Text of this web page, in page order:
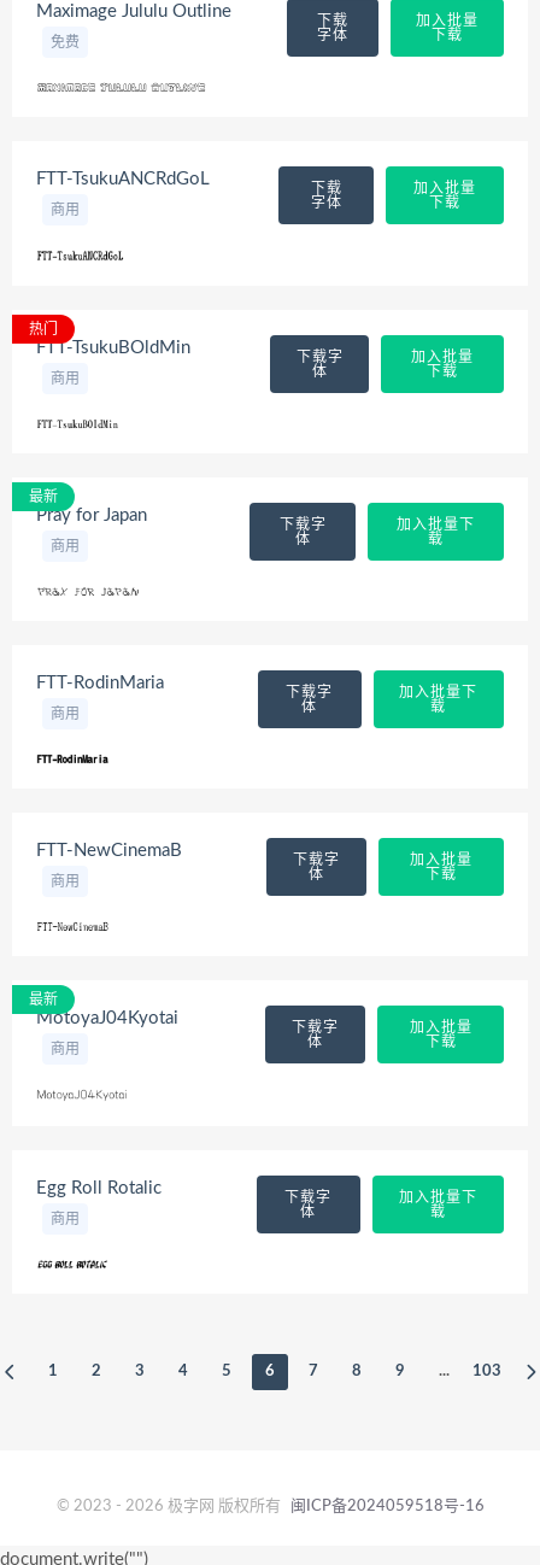
Maximage Jululu Outline
免费
下载
字体
加入批量
下载
FTT-TsukuANCRdGoL
商用
下载
字体
加入批量
下载
FTT-TsukuBOldMin
商用
下载字
体
加入批量
下载
热门
Pray for Japan
商用
下载字
体
加入批量下
载
最新
FTT-RodinMaria
商用
下载字
体
加入批量下
载
FTT-NewCinemaB
商用
下载字
体
加入批量
下载
MotoyaJ04Kyotai
商用
下载字
体
加入批量
下载
最新
Egg Roll Rotalic
商用
下载字
体
加入批量下
载
1 2 3 4 5 6 7 8 9 ... 103
© 2023 - 2026 极字网 版权所有 闽ICP备2024059518号-16
document.write("")